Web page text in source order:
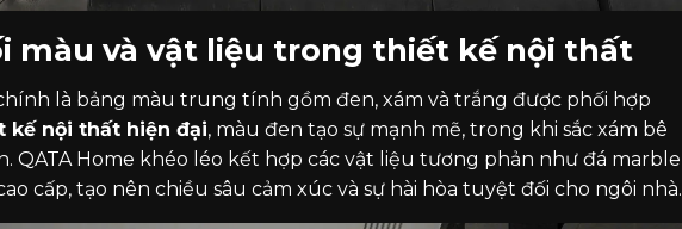
màu và vật liệu trong thiết kế nội thất
là bảng màu trung tính gồm đen, xám và trắng được phối hợp
kế nội thất hiện đại, màu đen tạo sự mạnh mẽ, trong khi sắc xám bê
QATA Home khéo léo kết hợp các vật liệu tương phản như đá marble
cấp, tạo nên chiều sâu cảm xúc và sự hài hòa tuyệt đối cho ngôi nhà.